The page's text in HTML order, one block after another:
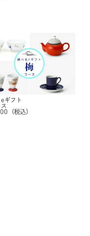
ギフト
（税込）